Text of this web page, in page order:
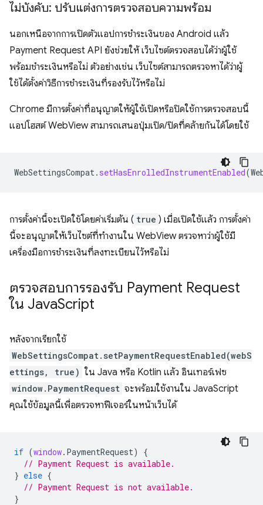
ไม่บังคับ: ปรับแต่งการตรวจสอบความพร้อม
นอกเหนือจากการเปิดตัวแอปการชำระเงินของ Android แล้ว
Payment Request API ยังช่วยให้ เว็บไซต์ตรวจสอบได้ว่าผู้ใช้
พร้อมชำระเงินหรือไม่ ตัวอย่างเช่น เว็บไซต์สามารถตรวจหาได้ว่าผู้
ใช้ได้ตั้งค่าวิธีการชำระเงินที่รองรับไว้หรือไม่
Chrome มีการตั้งค่าที่อนุญาตให้ผู้ใช้เปิดหรือปิดใช้การตรวจสอบนี้
แอปโฮสต์ WebView สามารถเสนอปุ่มเปิด/ปิดที่คล้ายกันได้โดยใช้
WebSettingsCompat. setHasEnrolledInstrumentEnabled(
การตั้งค่านี้จะเปิดใช้โดยค่าเริ่มต้น ( true ) เมื่อเปิดใช้แล้ว การตั้งค่า
นี้จะอนุญาตให้เว็บไซต์ที่ทำงานใน WebView ตรวจหาว่าผู้ใช้มี
เครื่องมือการชำระเงินที่ลงทะเบียนไว้หรือไม่
ตรวจสอบการรองรับ Payment Request
ใน JavaScript
หลังจากเรียกใช้
WebSettingsCompat.setPaymentRequestEnabled(webS
ettings, true) ใน Java หรือ Kotlin แล้ว อินเทอร์เฟซ
window.PaymentRequest จะพร้อมใช้งานใน JavaScript
คุณใช้ข้อมูลนี้เพื่อตรวจหาฟีเจอร์ในหน้าเว็บได้
if (window. PaymentRequest)
{
// Payment Request is available.
} else {
// Payment Request is not available.
}